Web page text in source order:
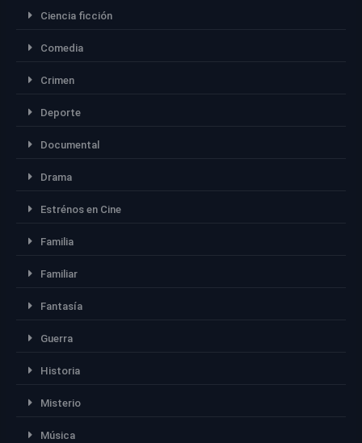
Ciencia ficción
Comedia
Crimen
Deporte
Documental
Drama
Estrénos en Cine
Familia
Familiar
Fantasía
Guerra
Historia
Misterio
Música